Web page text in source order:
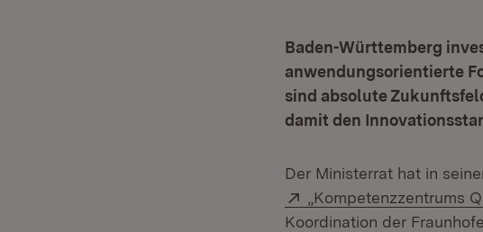
Baden-Württemberg
anwendungsorientierte
sind absolute
damit den
Der Ministerrat hat in
Extern:
„Kompetenzzentrums
Koordination der